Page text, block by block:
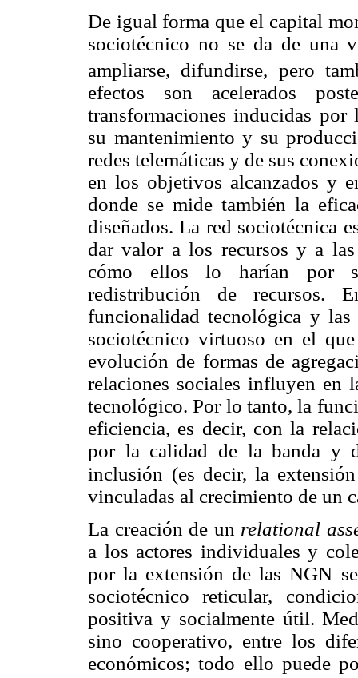
De igual forma que el capital
sociotécnico no se da de una
ampliarse, difundirse, pero
efectos son acelerados pos
transformaciones inducidas por
su mantenimiento y su
redes telemáticas y de sus
en los objetivos alcanzados y
donde se mide también la
diseñados. La red sociotécnica
dar valor a los recursos y a
cómo ellos lo harían por
redistribución de recursos.
funcionalidad tecnológica y las
sociotécnico virtuoso en el
evolución de formas de
relaciones sociales influyen en
tecnológico. Por lo tanto, la
eficiencia, es decir, con la
por la calidad de la banda y
inclusión (es decir, la
vinculadas al crecimiento de un
La creación de un relational
a los actores individuales y
por la extensión de las NGN
sociotécnico reticular,
positiva y socialmente útil.
sino cooperativo, entre los
económicos; todo ello puede